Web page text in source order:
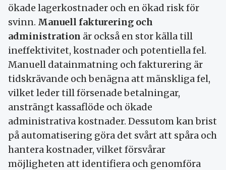
ökade lagerkostnader och en ökad risk för
svinn. Manuell fakturering och
administration är också en stor källa till
ineffektivitet, kostnader och potentiella fel.
Manuell datainmatning och fakturering är
tidskrävande och benägna att mänskliga fel,
vilket leder till försenade betalningar,
ansträngt kassaflöde och ökade
administrativa kostnader. Dessutom kan brist
på automatisering göra det svårt att spåra och
hantera kostnader, vilket försvårar
möjligheten att identifiera och genomföra